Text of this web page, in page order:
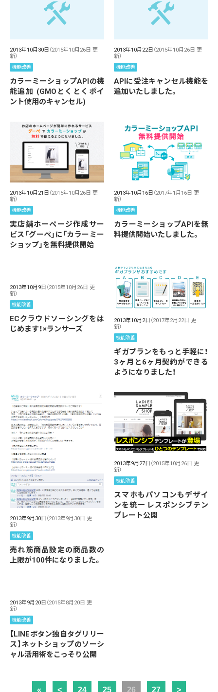
2013年10月30日 （2015年10月26日 更
新）
機能改善
カラーミーショップAPIの機
能追加 (GMOとくとくポイ
ント使用のキャンセル)
2013年10月22日 （2015年10月26日 更
新）
機能改善
APIに受注キャンセル機能を
追加いたしました。
2013年10月21日 （2015年10月26日 更
新）
機能改善
実店舗ホーページ作成サー
ビス「グーペ」に「カラーミー
ショップ」を無料提供開始
2013年10月16日 （2017年1月16日 更
新）
機能改善
カラーミーショップAPIを無
料提供開始いたしました。
2013年10月9日 （2015年10月26日 更
新）
機能改善
ECクラウドソーシングをは
じめます！×ランサーズ
2013年10月2日 （2017年2月22日 更
新）
機能改善
ギガプランをもっと手軽に！
3ヶ月と6ヶ月契約ができる
ようになりました！
2013年9月30日 （2013年9月30日 更
新）
機能改善
売れ筋商品設定の商品数の
上限が100件になりました。
2013年9月27日 （2015年10月26日 更
新）
機能改善
スマホもパソコンもデザイ
ンを統一 レスポンシブテン
プレート公開
2013年9月20日 （2015年8月20日 更
新）
機能改善
【LINEボタン独自タグリリー
ス】ネットショップのソーシ
ャル活用術をこっそり公開
« < 24 25 26 27 >